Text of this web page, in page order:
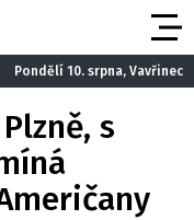
Pondělí 10. srpna, Vavřinec
s